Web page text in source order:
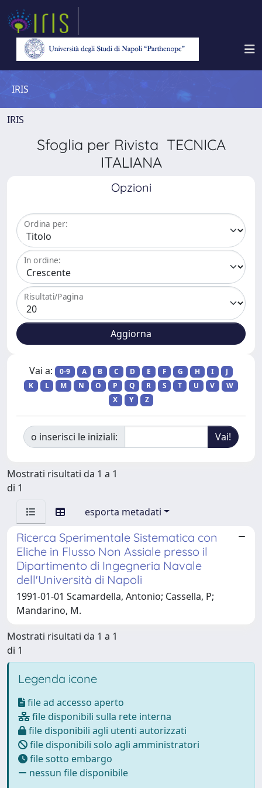
IRIS
IRIS
Sfoglia per Rivista TECNICA
ITALIANA
Opzioni
Ordina per:
In ordine:
Risultati/Pagina
Vai a: 0-9 A B C D E F G H I
J
K
L M N O P Q R S T U V
W
X
Y Z
o inserisci le iniziali:
Mostrati risultati da 1 a 1
di 1
esporta metadati
Ricerca Sperimentale Sistematica con
Eliche in Flusso Non Assiale presso il
Dipartimento di Ingegneria Navale
dell'Università di Napoli
1991-01-01 Scamardella, Antonio; Cassella, P;
Mandarino, M.
Mostrati risultati da 1 a 1
di 1
Legenda icone
file ad accesso aperto
file disponibili sulla rete interna
file disponibili agli utenti autorizzati
file disponibili solo agli amministratori
file sotto embargo
nessun file disponibile